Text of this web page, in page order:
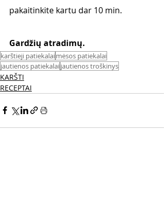
pakaitinkite kartu dar 10 min.
Gardžių atradimų.
karštieji patiekalaimėsos patiekalai
jautienos patiekalaijautienos troškinys
KARŠTI
RECEPTAI